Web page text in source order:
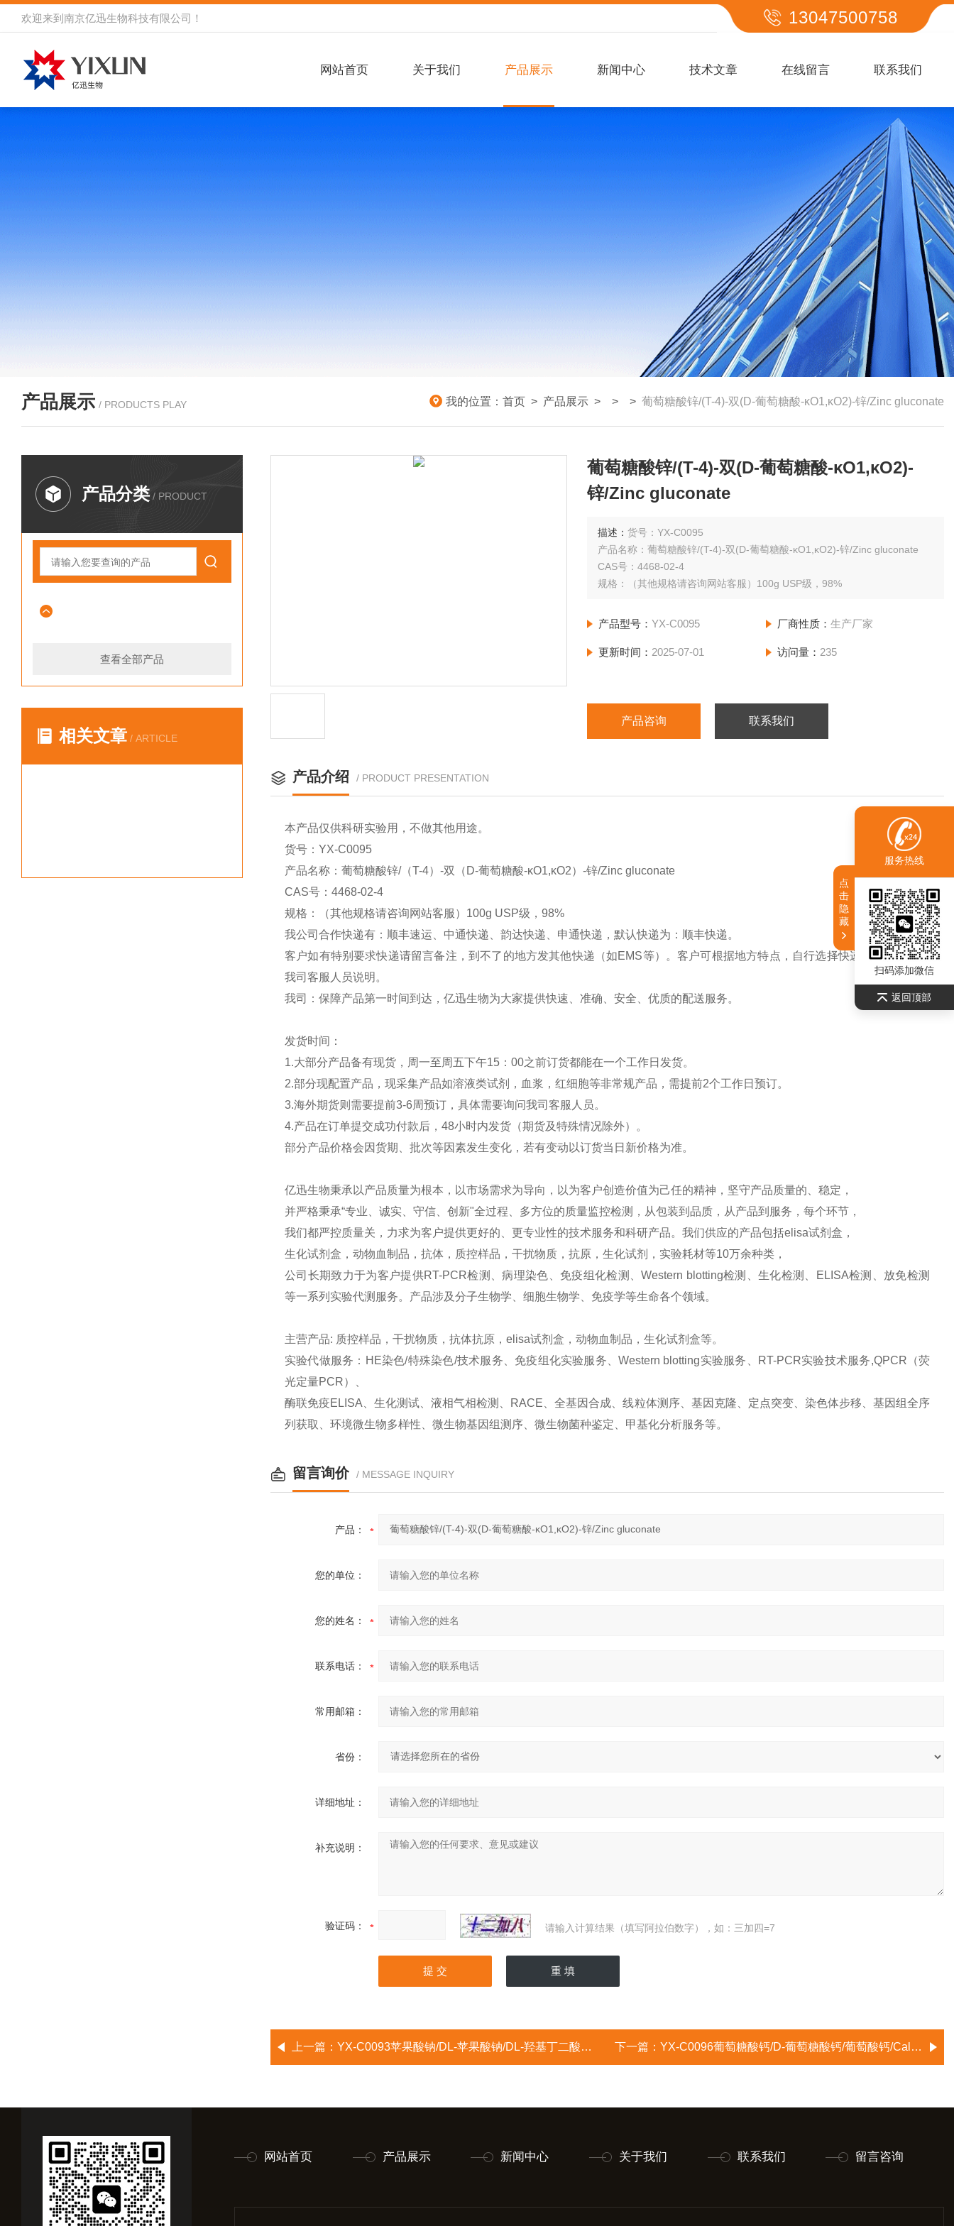
欢迎来到 南京亿迅生物科技有限公司 ！ 13047500758
网站首页 关于我们 产品展示 新闻中心 技术文章 在线留言 联系我们
产品展示 / PRODUCTS PLAY 我的位置： 首页 > 产品展示 > > > 葡萄糖酸锌/(T-4)-双(D-葡萄糖酸-κO1,κO2)-锌/Zinc gluconate
产品分类 / PRODUCT
查看全部产品
相关文章 / ARTICLE
葡萄糖酸锌/(T-4)-双(D-葡萄糖酸-κO1,κO2)-
锌/Zinc gluconate
描述：货号：YX-C0095
产品名称：葡萄糖酸锌/(T-4)-双(D-葡萄糖酸-κO1,κO2)-锌/Zinc gluconate
CAS号：4468-02-4
规格：（其他规格请咨询网站客服）100g USP级，98%
产品型号：YX-C0095 厂商性质： 生产厂家
更新时间： 2025-07-01 访问量： 235
产品咨询 联系我们
产品介绍 / PRODUCT PRESENTATION
本产品仅供科研实验用，不做其他用途。
货号：YX-C0095
产品名称：葡萄糖酸锌/（T-4）-双（D-葡萄糖酸-κO1,κO2）-锌/Zinc gluconate
CAS号：4468-02-4
规格：（其他规格请咨询网站客服）100g USP级，98%
我公司合作快递有：顺丰速运、中通快递、韵达快递、申通快递，默认快递为：顺丰快递。
客户如有特别要求快递请留言备注，到不了的地方发其他快递（如EMS等）。客户可根据地方特点，自行选择快递公司，请联系
我司客服人员说明。
我司：保障产品第一时间到达，亿迅生物为大家提供快速、准确、安全、优质的配送服务。
发货时间：
1.大部分产品备有现货，周一至周五下午15：00之前订货都能在一个工作日发货。
2.部分现配置产品，现采集产品如溶液类试剂，血浆，红细胞等非常规产品，需提前2个工作日预订。
3.海外期货则需要提前3-6周预订，具体需要询问我司客服人员。
4.产品在订单提交成功付款后，48小时内发货（期货及特殊情况除外）。
部分产品价格会因货期、批次等因素发生变化，若有变动以订货当日新价格为准。
亿迅生物秉承以产品质量为根本，以市场需求为导向，以为客户创造价值为己任的精神，坚守产品质量的、稳定，
并严格秉承“专业、诚实、守信、创新"全过程、多方位的质量监控检测，从包装到品质，从产品到服务，每个环节，
我们都严控质量关，力求为客户提供更好的、更专业性的技术服务和科研产品。我们供应的产品包括elisa试剂盒，
生化试剂盒，动物血制品，抗体，质控样品，干扰物质，抗原，生化试剂，实验耗材等10万余种类，
公司长期致力于为客户提供RT-PCR检测、病理染色、免疫组化检测、Western blotting检测、生化检测、ELISA检测、放免检测
等一系列实验代测服务。产品涉及分子生物学、细胞生物学、免疫学等生命各个领域。
主营产品: 质控样品，干扰物质，抗体抗原，elisa试剂盒，动物血制品，生化试剂盒等。
实验代做服务：HE染色/特殊染色/技术服务、免疫组化实验服务、Western blotting实验服务、RT-PCR实验技术服务,QPCR（荧
光定量PCR）、
酶联免疫ELISA、生化测试、液相气相检测、RACE、全基因合成、线粒体测序、基因克隆、定点突变、染色体步移、基因组全序
列获取、环境微生物多样性、微生物基因组测序、微生物菌种鉴定、甲基化分析服务等。
留言询价 / MESSAGE INQUIRY
产品：
您的单位：
您的姓名：
联系电话：
常用邮箱：
省份：
详细地址：
补充说明：
验证码： 请输入计算结果（填写阿拉伯数字），如：三加四=7
上一篇： YX-C0093苹果酸钠/DL-苹果酸钠/DL-羟基丁二酸二钠/DL-林檎酸钠/Sodium DL-ma1ate 下一篇： YX-C0096葡萄糖酸钙/D-葡萄糖酸钙/葡萄酸钙/Calcium D-gluconate
网站首页 产品展示 新闻中心 关于我们 联系我们 留言咨询
服务热线
扫码添加微信
返回顶部
点
击
隐
藏